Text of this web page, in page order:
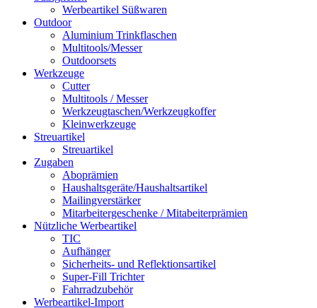
Werbeartikel Süßwaren
Outdoor
Aluminium Trinkflaschen
Multitools/Messer
Outdoorsets
Werkzeuge
Cutter
Multitools / Messer
Werkzeugtaschen/Werkzeugkoffer
Kleinwerkzeuge
Streuartikel
Streuartikel
Zugaben
Aboprämien
Haushaltsgeräte/Haushaltsartikel
Mailingverstärker
Mitarbeitergeschenke / Mitabeiterprämien
Nützliche Werbeartikel
TIC
Aufhänger
Sicherheits- und Reflektionsartikel
Super-Fill Trichter
Fahrradzubehör
Werbeartikel-Import